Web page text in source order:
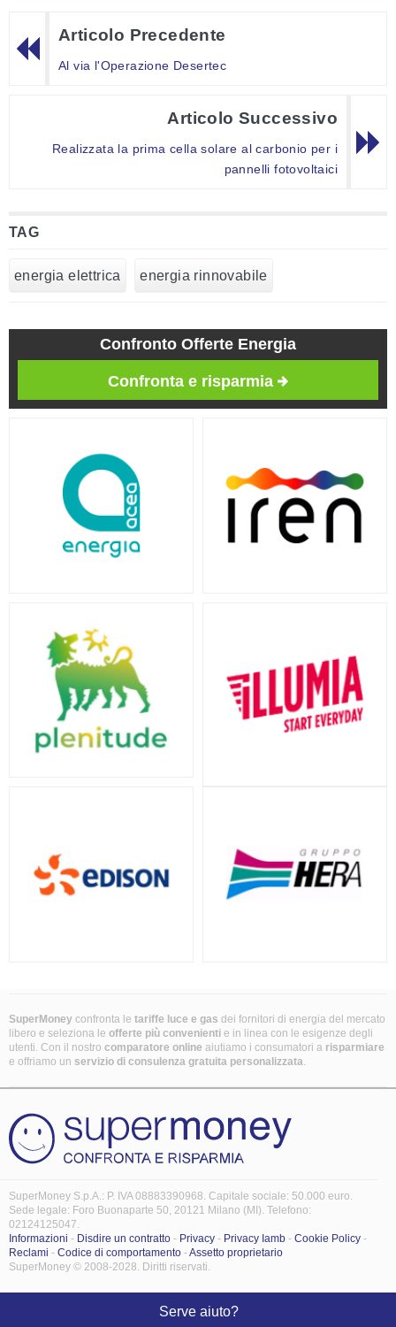
Articolo Precedente
Al via l'Operazione Desertec
Articolo Successivo
Realizzata la prima cella solare al carbonio per i
pannelli fotovoltaici
TAG
energia elettrica energia rinnovabile
Confronto Offerte Energia
Confronta e risparmia
SuperMoney confronta le tariffe luce e gas dei fornitori di energia del mercato
libero e seleziona le offerte più convenienti e in linea con le esigenze degli
utenti. Con il nostro comparatore online aiutiamo i consumatori a risparmiare
e offriamo un servizio di consulenza gratuita personalizzata.
SuperMoney S.p.A.: P. IVA 08883390968. Capitale sociale: 50.000 euro.
Sede legale: Foro Buonaparte 50, 20121 Milano (MI). Telefono:
02124125047.
Informazioni - Disdire un contratto - Privacy - Privacy Iamb - Cookie Policy -
Reclami - Codice di comportamento -Assetto proprietario
SuperMoney © 2008-2028. Diritti riservati.
Serve aiuto?